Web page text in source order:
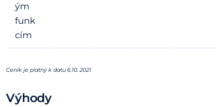
ým
funk
cím
Ceník je platný k datu 6.10. 2021
Výhody